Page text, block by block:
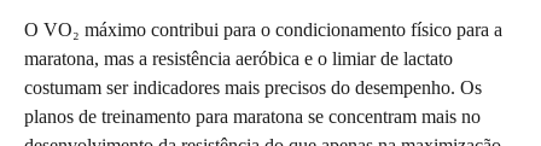
O VO₂ máximo contribui para o condicionamento físico para a
maratona, mas a resistência aeróbica e o limiar de lactato
costumam ser indicadores mais precisos do desempenho. Os
planos de treinamento para maratona se concentram mais no